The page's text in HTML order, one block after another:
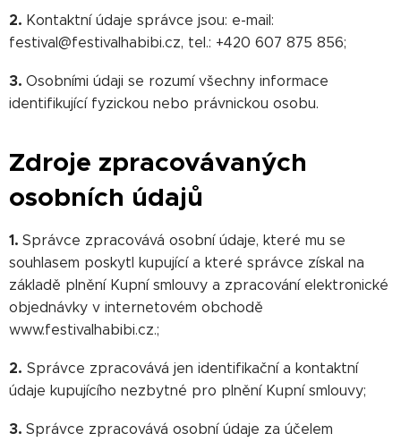
2. Kontaktní údaje správce jsou: e-mail:
festival@festivalhabibi.cz, tel.: +420 607 875 856;
3. Osobními údaji se rozumí všechny informace
identifikující fyzickou nebo právnickou osobu.
Zdroje zpracovávaných
osobních údajů
1. Správce zpracovává osobní údaje, které mu se
souhlasem poskytl kupující a které správce získal na
základě plnění Kupní smlouvy a zpracování elektronické
objednávky v internetovém obchodě
www.festivalhabibi.cz.;
2. Správce zpracovává jen identifikační a kontaktní
údaje kupujícího nezbytné pro plnění Kupní smlouvy;
3. Správce zpracovává osobní údaje za účelem